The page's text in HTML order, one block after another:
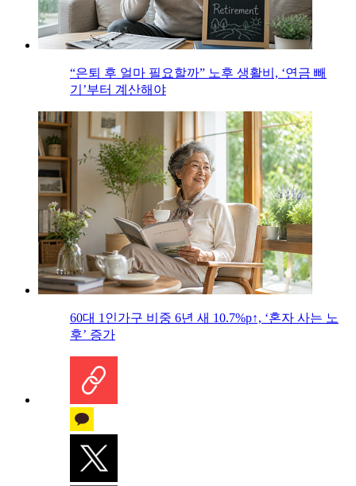
“은퇴 후 얼마 필요할까” 노후 생활비, ‘연금 빼
기’부터 계산해야
60대 1인가구 비중 6년 새 10.7%p↑, ‘혼자 사는 노
후’ 증가